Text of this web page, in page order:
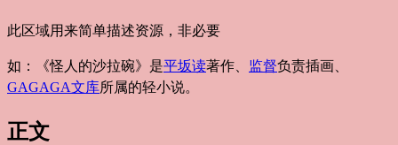
此区域用来简单描述资源，非必要
如：《怪人的沙拉碗》是平坂读著作、 监督负责插画、
GAGAGA文库所属的轻小说。
正文